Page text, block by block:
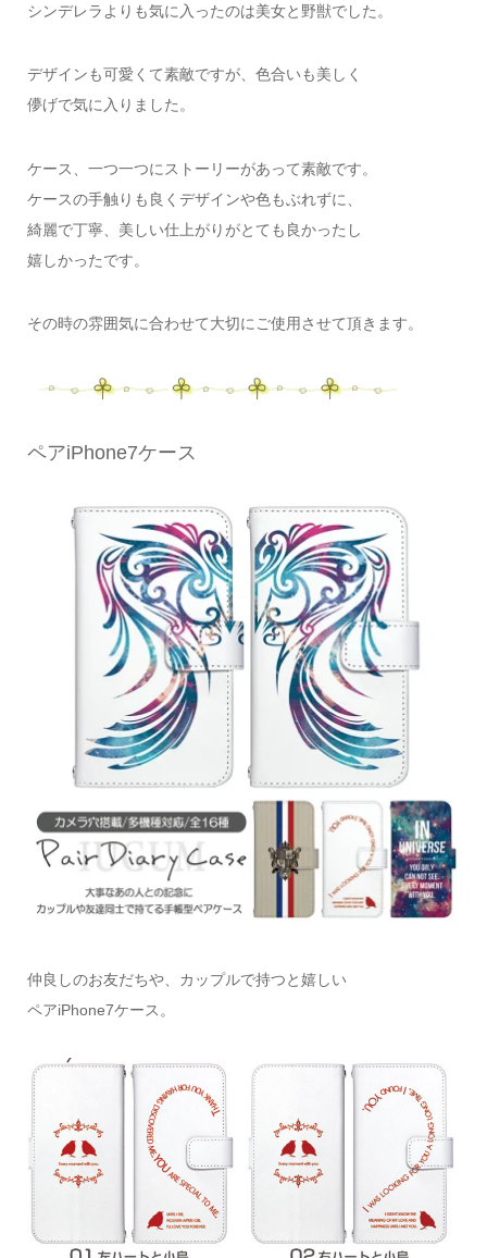
シンデレラよりも気に入ったのは美女と野獣でした。
デザインも可愛くて素敵ですが、色合いも美しく
儚げで気に入りました。
ケース、一つ一つにストーリーがあって素敵です。
ケースの手触りも良くデザインや色もぶれずに、
綺麗で丁寧、美しい仕上がりがとても良かったし
嬉しかったです。
その時の雰囲気に合わせて大切にご使用させて頂きます。
ペアiPhone7ケース
仲良しのお友だちや、カップルで持つと嬉しい
ペアiPhone7ケース。